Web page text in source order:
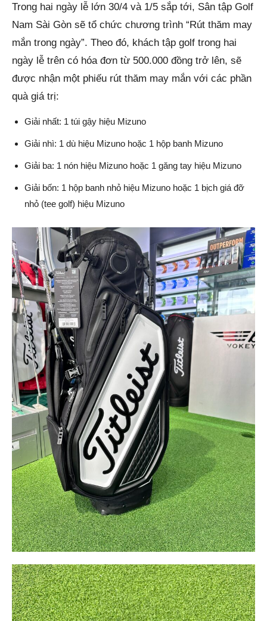
Trong hai ngày lễ lớn 30/4 và 1/5 sắp tới, Sân tập Golf
Nam Sài Gòn sẽ tổ chức chương trình “Rút thăm may
mắn trong ngày”. Theo đó, khách tập golf trong hai
ngày lễ trên có hóa đơn từ 500.000 đồng trở lên, sẽ
được nhận một phiếu rút thăm may mắn với các phần
quà giá trị:
Giải nhất: 1 túi gậy hiệu Mizuno
Giải nhì: 1 dù hiệu Mizuno hoặc 1 hộp banh Mizuno
Giải ba: 1 nón hiệu Mizuno hoặc 1 găng tay hiệu Mizuno
Giải bốn: 1 hộp banh nhỏ hiệu Mizuno hoặc 1 bịch giá đỡ
nhỏ (tee golf) hiệu Mizuno